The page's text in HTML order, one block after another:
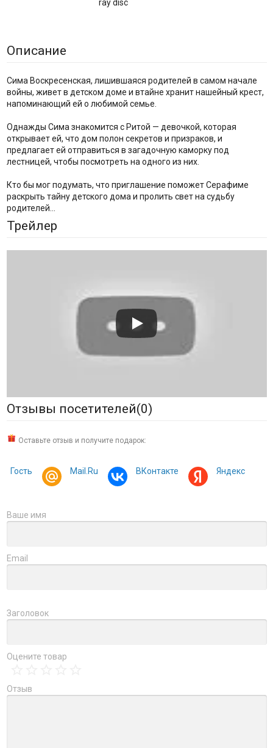
ray disc
Описание
Сима Воскресенская, лишившаяся родителей в самом начале
войны, живет в детском доме и втайне хранит нашейный крест,
напоминающий ей о любимой семье.
Однажды Сима знакомится с Ритой — девочкой, которая
открывает ей, что дом полон секретов и призраков, и
предлагает ей отправиться в загадочную каморку под
лестницей, чтобы посмотреть на одного из них.
Кто бы мог подумать, что приглашение поможет Серафиме
раскрыть тайну детского дома и пролить свет на судьбу
родителей…
Трейлер
Отзывы посетителей(0)
Оставьте отзыв и получите подарок:
Гость Mail.Ru ВКонтакте Яндекс
Ваше имя
Email
Заголовок
Оцените товар
Отзыв